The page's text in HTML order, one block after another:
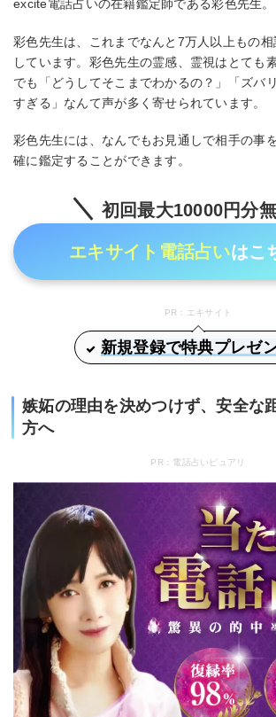
excite電話占いの在籍鑑定師である彩色先生。
彩色先生は、これまでなんと7万人以上もの
しています。彩色先生の霊感、霊視はとても
でも「どうしてそこまでわかるの？」「ズバ
すぎる」なんて声が多く寄せられています。
彩色先生には、なんでもお見通しで相手の事
確に鑑定することができます。
初回最大10000円分
エキサイト電話占いはこ
PR：エキサイト
新規登録で特典プレゼ
嫉妬の理由を決めつけず、安全な
方へ
PR：電話占いピュアリ